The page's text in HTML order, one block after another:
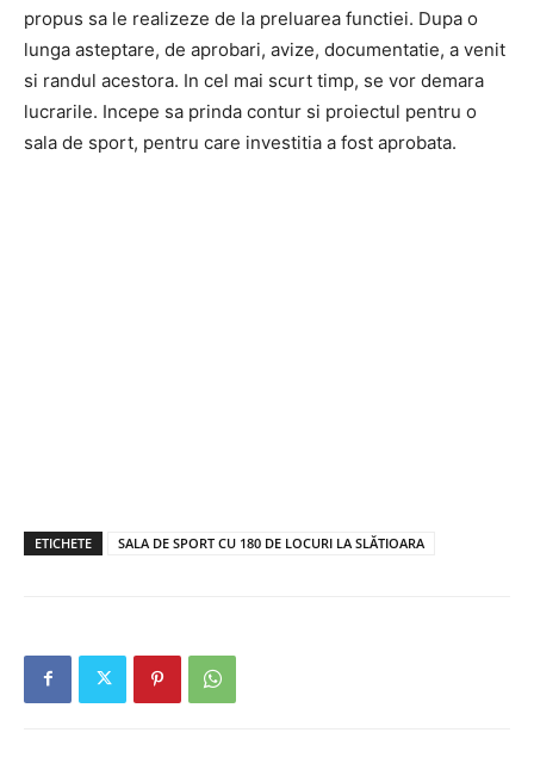
propus sa le realizeze de la preluarea functiei. Dupa o
lunga asteptare, de aprobari, avize, documentatie, a venit
si randul acestora. In cel mai scurt timp, se vor demara
lucrarile. Incepe sa prinda contur si proiectul pentru o
sala de sport, pentru care investitia a fost aprobata.
ETICHETE SALA DE SPORT CU 180 DE LOCURI LA SLĂTIOARA